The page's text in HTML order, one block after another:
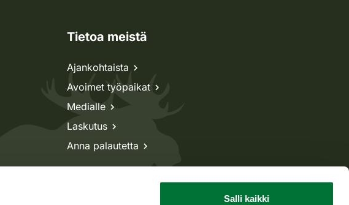
Salli kaikki
Tietoa meistä
Ajankohtaista
Avoimet työpaikat
Medialle
Laskutus
Anna palautetta